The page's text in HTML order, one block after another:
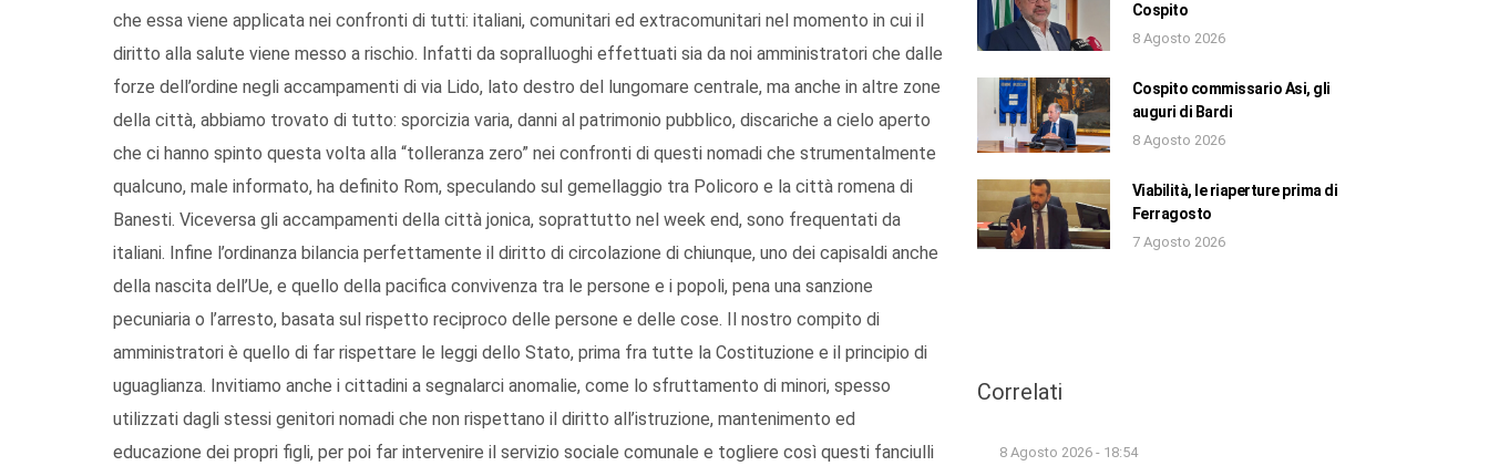
che essa viene applicata nei confronti di tutti: italiani, comunitari ed extracomunitari nel momento in cui il
diritto alla salute viene messo a rischio. Infatti da sopralluoghi effettuati sia da noi amministratori che dalle
forze dell’ordine negli accampamenti di via Lido, lato destro del lungomare centrale, ma anche in altre zone
della città, abbiamo trovato di tutto: sporcizia varia, danni al patrimonio pubblico, discariche a cielo aperto
che ci hanno spinto questa volta alla “tolleranza zero” nei confronti di questi nomadi che strumentalmente
qualcuno, male informato, ha definito Rom, speculando sul gemellaggio tra Policoro e la città romena di
Banesti. Viceversa gli accampamenti della città jonica, soprattutto nel week end, sono frequentati da
italiani. Infine l’ordinanza bilancia perfettamente il diritto di circolazione di chiunque, uno dei capisaldi anche
della nascita dell’Ue, e quello della pacifica convivenza tra le persone e i popoli, pena una sanzione
pecuniaria o l’arresto, basata sul rispetto reciproco delle persone e delle cose. Il nostro compito di
amministratori è quello di far rispettare le leggi dello Stato, prima fra tutte la Costituzione e il principio di
uguaglianza. Invitiamo anche i cittadini a segnalarci anomalie, come lo sfruttamento di minori, spesso
utilizzati dagli stessi genitori nomadi che non rispettano il diritto all’istruzione, mantenimento ed
educazione dei propri figli, per poi far intervenire il servizio sociale comunale e togliere così questi fanciulli
Cospito
8 Agosto 2026
Cospito commissario Asi, gli
auguri di Bardi
8 Agosto 2026
Viabilità, le riaperture prima di
Ferragosto
7 Agosto 2026
Correlati
8 Agosto 2026 - 18:54